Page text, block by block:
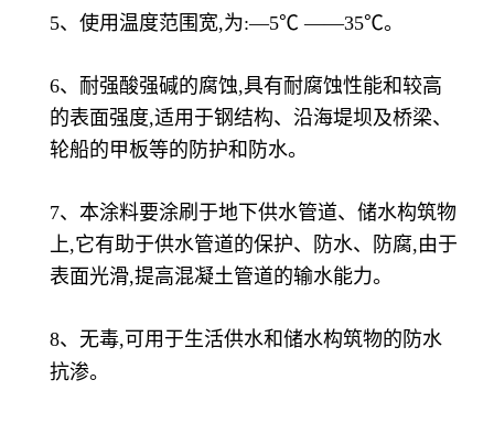
5、使用温度范围宽,为:—5℃ ——35℃。
6、耐强酸强碱的腐蚀,具有耐腐蚀性能和较高
的表面强度,适用于钢结构、沿海堤坝及桥梁、
轮船的甲板等的防护和防水。
7、本涂料要涂刷于地下供水管道、储水构筑物
上,它有助于供水管道的保护、防水、防腐,由于
表面光滑,提高混凝土管道的输水能力。
8、无毒,可用于生活供水和储水构筑物的防水
抗渗。